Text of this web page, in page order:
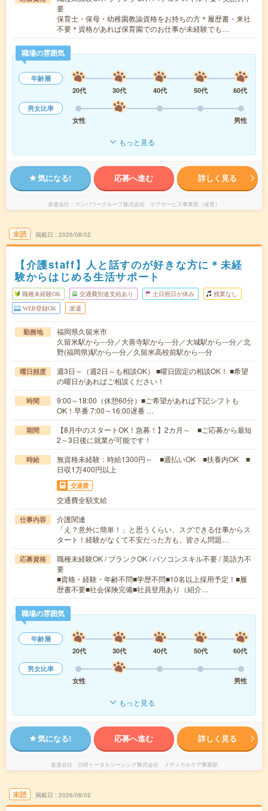
要
保育士・保母・幼稚園教諭資格をお持ちの方＊履歴書・来社
不要＊資格があれば保育園でのお仕事が未経験でも…
職場の雰囲気
年齢層
20代
30代 40代 50代
60代
男女比率
女性
男性
もっと見る
気になる! 応募へ進む 詳しく見る
派遣会社 マンパワーグループ株式会社 ケアサービス事業部（保育）
未読 掲載日 2026/08/02
【介護staff】人と話すのが好きな方に＊未経
験からはじめる生活サポート
職種未経験OK 交通費別途支給あり 土日祝日が休み 残業なし
WEB登録OK 派遣
勤務地
福岡県久留米市
久留米駅から---分／大善寺駅から---分／大城駅から---分／北
野(福岡県)駅から---分／久留米高校前駅から---分
曜日頻度
週3日～（週2日～も相談OK） ■曜日固定の相談OK！ ■希望
の曜日があればご相談ください！
時間
9:00～18:00（休憩60分）■ご希望があれば下記シフトも
OK！早番 7:00～16:00遅番 …
期間
【8月中のスタートOK！急募！】2カ月～ ■ご応募から最短
2～3日後に就業が可能です！
時給
無資格未経験：時給1300円～ ■週払いOK ■扶養内OK ■
日収1万400円以上
交通費
交通費全額支給
仕事内容
介護関連
「え？意外に簡単！」と思うくらい、スグできる仕事からス
タート！経験がなくて不安だった方も、皆さん問題…
応募資格
職種未経験OK / ブランクOK / パソコンスキル不要 / 英語力不
要
■資格・経験・年齢不問■学歴不問■10名以上採用予定！■履
歴書不要■社会保険完備■社員登用あり（紹介…
職場の雰囲気
年齢層
20代
30代 40代 50代
60代
男女比率
女性
男性
もっと見る
気になる! 応募へ進む 詳しく見る
派遣会社 日研トータルソーシング株式会社 メディカルケア事業部
未読 掲載日 2026/08/02